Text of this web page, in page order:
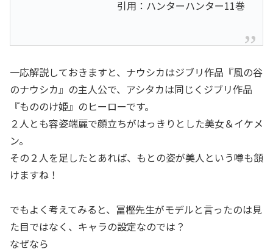
引用：ハンターハンター11巻
一応解説しておきますと、ナウシカはジブリ作品『風の谷
のナウシカ』の主人公で、アシタカは同じくジブリ作品
『もののけ姫』のヒーローです。
２人とも容姿端麗で顔立ちがはっきりとした美女＆イケメ
ン。
その２人を足したとあれば、もとの姿が美人という噂も頷
けますね！
でもよく考えてみると、冨樫先生がモデルと言ったのは見
た目ではなく、キャラの設定なのでは？
なぜなら